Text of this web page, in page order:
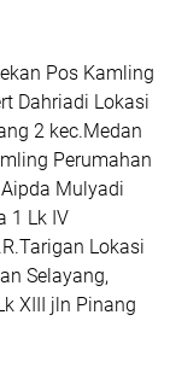
Pos Kamling
Dahriadi Lokasi
2 kec.Medan
Perumahan
Mulyadi
1 Lk IV
Lokasi
Selayang,
XIII jln Pinang